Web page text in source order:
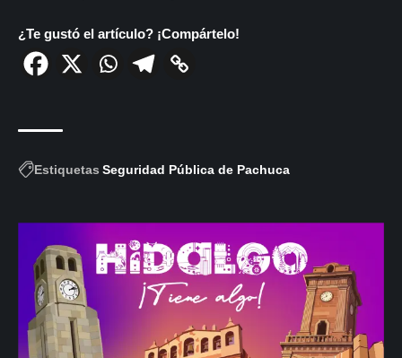
¿Te gustó el artículo? ¡Compártelo!
Estiquetas Seguridad Pública de Pachuca